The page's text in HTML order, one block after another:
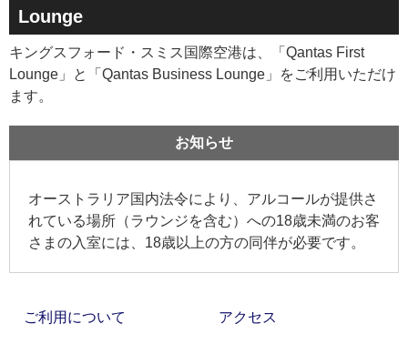
Lounge
キングスフォード・スミス国際空港は、「Qantas First
Lounge」と「Qantas Business Lounge」をご利用いただけ
ます。
お知らせ
オーストラリア国内法令により、アルコールが提供さ
れている場所（ラウンジを含む）への18歳未満のお客
さまの入室には、18歳以上の方の同伴が必要です。
ご利用について アクセス